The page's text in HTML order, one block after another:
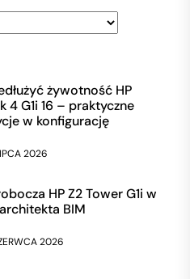
żywotność HP
4 G1i 16 – praktyczne
w konfigurację
2026
HP Z2 Tower G1i w
BIM
2026